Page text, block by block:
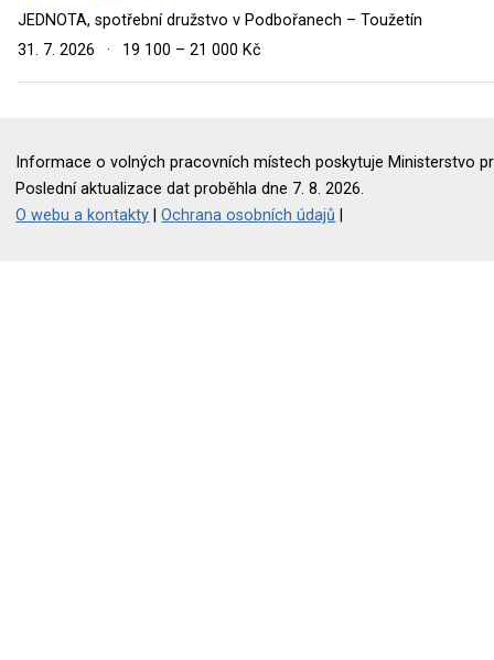
JEDNOTA, spotřební družstvo v Podbořanech – Toužetín
31. 7. 2026
· 19 100 – 21 000 Kč
Informace o volných pracovních místech poskytuje Ministerstvo
Poslední aktualizace dat proběhla dne 7. 8. 2026.
O webu a kontakty |Ochrana osobních údajů